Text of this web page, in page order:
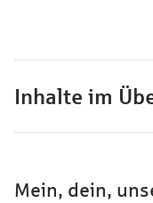
Inhalte im
Mein, dein,